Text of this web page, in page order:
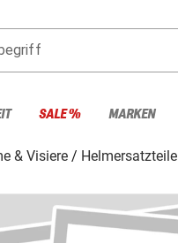
SALE % MARKEN
& Visiere Helmersatzteile